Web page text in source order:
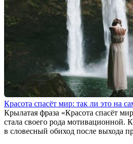
Красота спасёт мир: так ли это на
Крылатая фраза «Красота спасёт
стала своего рода мотивационной.
в словесный обиход после выхода